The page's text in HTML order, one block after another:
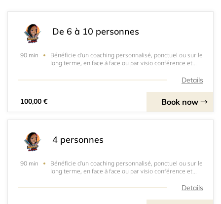
De 6 à 10 personnes
90 min
Bénéficie d’un coaching personnalisé, ponctuel ou sur le
long terme, en face à face ou par visio conférence et
l’international.Mon but ? T’aider à mieux comprendre tes
Details
100,00 € Book now
4 personnes
90 min
Bénéficie d’un coaching personnalisé, ponctuel ou sur le
long terme, en face à face ou par visio conférence et
l’international.Mon but ? T’aider à mieux comprendre tes
Details